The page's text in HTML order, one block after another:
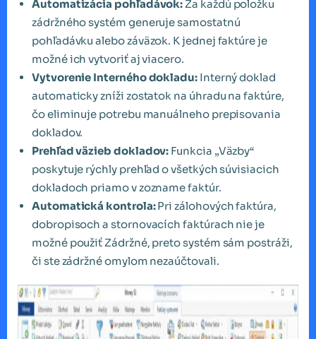
Automatizácia pohľadávok: Za každú položku
zádržného systém generuje samostatnú
pohľadávku alebo záväzok. K jednej faktúre je
možné ich vytvoriť aj viacero.
Vytvorenie Interného dokladu:Interný doklad
automaticky zníži zostatok na úhradu na faktúre,
čo eliminuje potrebu manuálneho prepisovania
dokladov.
Prehľad väzieb dokladov: Funkcia „Väzby“
poskytuje rýchly prehľad o všetkých súvisiacich
dokladoch priamo v zozname faktúr.
Automatická kontrola:Pri zálohových faktúra,
dobropisoch a stornovacích faktúrach nie je
možné použiť Zádržné, preto systém sám postráži,
či ste zádržné omylom nezaúčtovali.